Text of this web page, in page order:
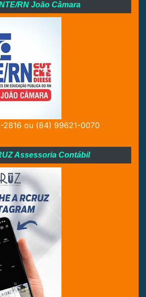
RN João Câmara
2816 ou (84) 99621-0070
Assessoria Contábil